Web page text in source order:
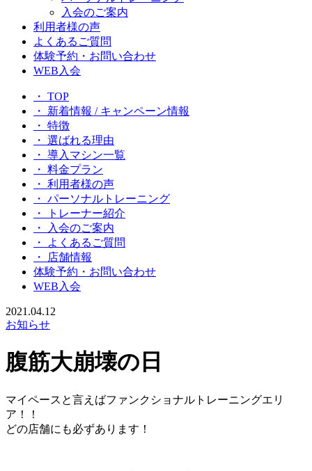
入会のご案内
利用者様の声
よくあるご質問
体験予約・お問い合わせ
WEB入会
・ TOP
・ 新着情報 / キャンペーン情報
・ 特徴
・ 選ばれる理由
・ 導入マシン一覧
・ 料金プラン
・ 利用者様の声
・ パーソナルトレーニング
・ トレーナー紹介
・ 入会のご案内
・ よくあるご質問
・ 店舗情報
体験予約・お問い合わせ
WEB入会
2021.04.12
お知らせ
腹筋大崩壊の日
マイペースと言えばファンクショナルトレーニングエリ
ア！！
どの店舗にも必ずあります！